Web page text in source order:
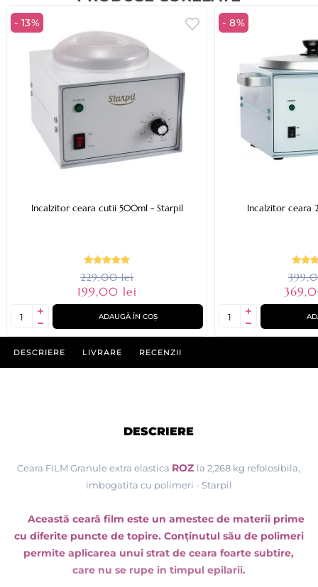
- 13%
Incalzitor ceara cutii 500ml - Starpil
229,00 lei
199,00 lei
ADAUGĂ ÎN COȘ
- 8%
Incalzitor ceara
DESCRIERE LIVRARE RECENZII
DESCRIERE
Ceara FILM Granule extra elastica ROZ la 2,268 kg refolosibila,
imbogatita cu polimeri - Starpil
Această ceară film este un amestec de materii prime
cu diferite puncte de topire. Conținutul său de polimeri
permite aplicarea unui strat de ceara foarte subtire,
care nu se rupe in timpul epilarii.